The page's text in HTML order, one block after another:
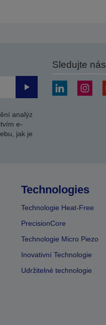
Odeslat
analýz
e-
jak je
Sledujte nás
Technologies
Technologie Heat-Free
PrecisionCore
Technologie Micro Piezo
Inovativní Technologie
Udržitelné technologie